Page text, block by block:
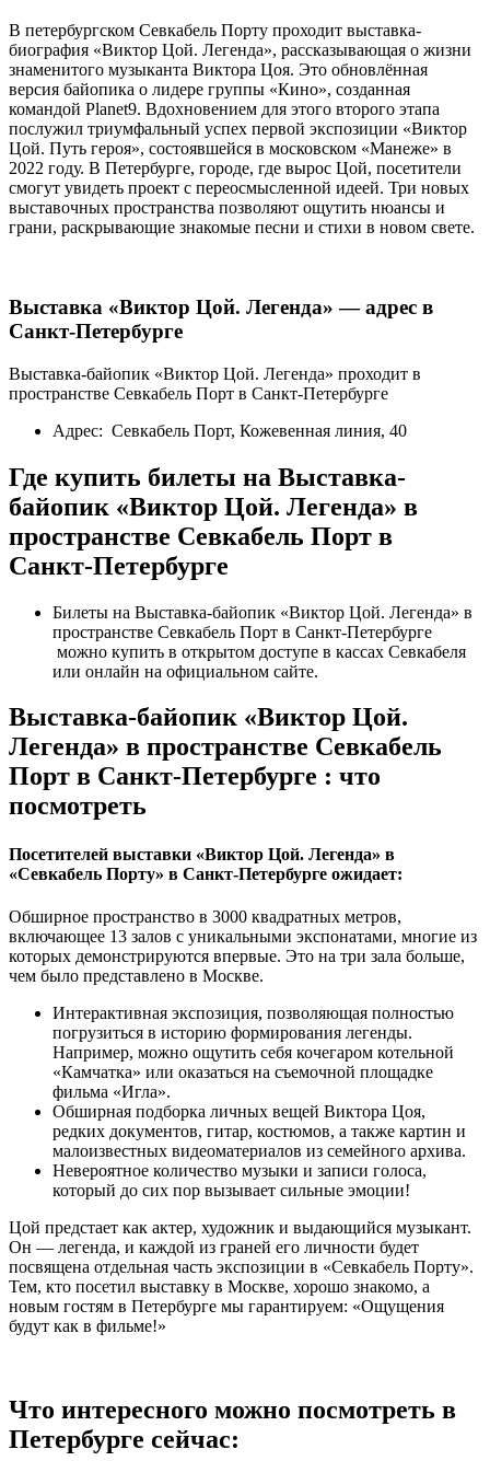
В петербургском Севкабель Порту проходит выставка-
биография «Виктор Цой. Легенда», рассказывающая о жизни
знаменитого музыканта Виктора Цоя. Это обновлённая
версия байопика о лидере группы «Кино», созданная
командой Planet9. Вдохновением для этого второго этапа
послужил триумфальный успех первой экспозиции «Виктор
Цой. Путь героя», состоявшейся в московском «Манеже» в
2022 году. В Петербурге, городе, где вырос Цой, посетители
смогут увидеть проект с переосмысленной идеей. Три новых
выставочных пространства позволяют ощутить нюансы и
грани, раскрывающие знакомые песни и стихи в новом свете.
Выставка «Виктор Цой. Легенда» — адрес в
Санкт-Петербурге
Выставка-байопик «Виктор Цой. Легенда» проходит в
пространстве Севкабель Порт в Санкт-Петербурге
Адрес: Севкабель Порт, Кожевенная линия, 40
Где купить билеты на Выставка-
байопик «Виктор Цой. Легенда» в
пространстве Севкабель Порт в
Санкт-Петербурге
Билеты на Выставка-байопик «Виктор Цой. Легенда» в
пространстве Севкабель Порт в Санкт-Петербурге
можно купить в открытом доступе в кассах Севкабеля
или онлайн на официальном сайте.
Выставка-байопик «Виктор Цой.
Легенда» в пространстве Севкабель
Порт в Санкт-Петербурге : что
посмотреть
Посетителей выставки «Виктор Цой. Легенда» в
«Севкабель Порту» в Санкт-Петербурге ожидает:
Обширное пространство в 3000 квадратных метров,
включающее 13 залов с уникальными экспонатами, многие из
которых демонстрируются впервые. Это на три зала больше,
чем было представлено в Москве.
Интерактивная экспозиция, позволяющая полностью
погрузиться в историю формирования легенды.
Например, можно ощутить себя кочегаром котельной
«Камчатка» или оказаться на съемочной площадке
фильма «Игла».
Обширная подборка личных вещей Виктора Цоя,
редких документов, гитар, костюмов, а также картин и
малоизвестных видеоматериалов из семейного архива.
Невероятное количество музыки и записи голоса,
который до сих пор вызывает сильные эмоции!
Цой предстает как актер, художник и выдающийся музыкант.
Он — легенда, и каждой из граней его личности будет
посвящена отдельная часть экспозиции в «Севкабель Порту».
Тем, кто посетил выставку в Москве, хорошо знакомо, а
новым гостям в Петербурге мы гарантируем: «Ощущения
будут как в фильме!»
Что интересного можно посмотреть в
Петербурге сейчас: